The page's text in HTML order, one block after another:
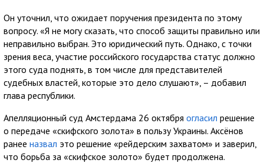
Он уточнил, что ожидает поручения президента по этому
вопросу. «Я не могу сказать, что способ защиты правильно или
неправильно выбран. Это юридический путь. Однако, с точки
зрения веса, участие российского государства статус должно
этого суда поднять, в том числе для представителей
судебных властей, которые это дело слушают», – добавил
глава республики.
Апелляционный суд Амстердама 26 октября огласил решение
о передаче «скифского золота» в пользу Украины. Аксёнов
ранее назвал это решение «рейдерским захватом» и заверил,
что борьба за «скифское золото» будет продолжена.